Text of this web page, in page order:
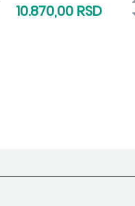
10.870,00 RSD